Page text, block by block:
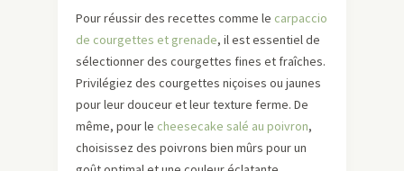
Pour réussir des recettes comme le carpaccio
de courgettes et grenade, il est essentiel de
sélectionner des courgettes fines et fraîches.
Privilégiez des courgettes niçoises ou jaunes
pour leur douceur et leur texture ferme. De
même, pour le cheesecake salé au poivron,
choisissez des poivrons bien mûrs pour un